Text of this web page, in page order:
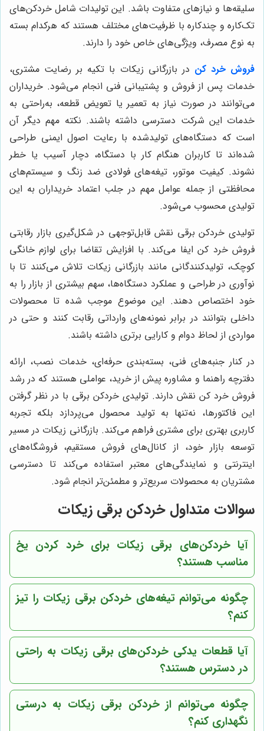
سلیقه‌ها و نیازهای متفاوت باشد. این تولیدات شامل خردکن‌های
تک‌کاره و چندکاره با ظرفیت‌های مختلف هستند که هرکدام بسته
به نوع مصرف، ویژگی‌های خاص خود را دارند.
فروش خرد کن در بازرگانی زیکات با تکیه بر رضایت مشتری،
خدمات پس از فروش و پشتیبانی فنی انجام می‌شود. خریداران
می‌توانند در صورت نیاز به تعمیر یا تعویض قطعه، به‌راحتی به
خدمات این شرکت دسترسی داشته باشند. نکته مهم دیگر آن
است که دستگاه‌های تولیدشده با رعایت اصول ایمنی طراحی
شده‌اند تا کاربران هنگام کار با دستگاه، دچار آسیب یا خطر
نشوند. کیفیت موتور، تیغه‌های فولادی ضد زنگ و سیستم‌های
محافظتی از جمله عوامل مهم در جلب اعتماد خریداران به این
تولیدی محسوب می‌شود.
تولیدی خردکن برقی نقش قابل‌توجهی در شکل‌گیری بازار رقابتی
فروش خرد کن ایفا می‌کند. با افزایش تقاضا برای لوازم خانگی
کوچک، تولیدکنندگانی مانند بازرگانی زیکات تلاش می‌کنند تا با
نوآوری در طراحی و عملکرد دستگاه‌ها، سهم بیشتری از بازار را به
خود اختصاص دهند. این موضوع موجب شده تا محصولات
داخلی بتوانند در برابر نمونه‌های وارداتی رقابت کنند و حتی در
مواردی از لحاظ دوام و کارایی برتری داشته باشند.
در کنار جنبه‌های فنی، بسته‌بندی حرفه‌ای، خدمات نصب، ارائه
دفترچه راهنما و مشاوره پیش از خرید، عواملی هستند که در رشد
فروش خرد کن نقش دارند. تولیدی خردکن برقی با در نظر گرفتن
این فاکتورها، نه‌تنها به تولید محصول می‌پردازد بلکه تجربه
کاربری بهتری برای مشتری فراهم می‌کند. بازرگانی زیکات در مسیر
توسعه بازار خود، از کانال‌های فروش مستقیم، فروشگاه‌های
اینترنتی و نمایندگی‌های معتبر استفاده می‌کند تا دسترسی
مشتریان به محصولات سریع‌تر و مطمئن‌تر انجام شود.
سوالات متداول خردکن برقی زیکات
آیا خردکن‌های برقی زیکات برای خرد کردن یخ
مناسب هستند؟
چگونه می‌توانم تیغه‌های خردکن برقی زیکات را تیز
کنم؟
آیا قطعات یدکی خردکن‌های برقی زیکات به راحتی
در دسترس هستند؟
چگونه می‌توانم از خردکن برقی زیکات به درستی
نگهداری کنم؟